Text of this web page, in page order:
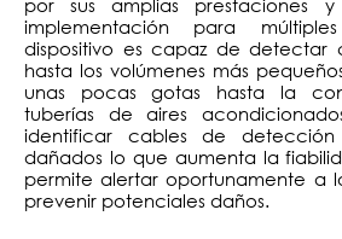
implementación para
dispositivo es capaz de detectar
hasta los volúmenes más
unas pocas gotas hasta la
tuberías de aires
identificar cables de
dañados lo que aumenta la
permite alertar oportunamente a
prevenir potenciales daños.